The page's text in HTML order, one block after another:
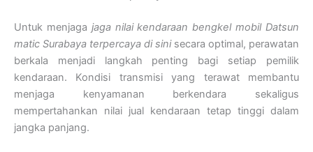
Untuk menjaga jaga nilai kendaraan bengkel mobil Datsun
matic Surabaya terpercaya di sinisecara optimal, perawatan
berkala menjadi langkah penting bagi setiap pemilik
kendaraan. Kondisi transmisi yang terawat membantu
menjaga kenyamanan berkendara sekaligus
mempertahankan nilai jual kendaraan tetap tinggi dalam
jangka panjang.